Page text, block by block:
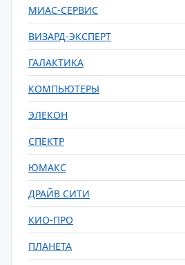
МИАС-СЕРВИС
ВИЗАРД-ЭКСПЕРТ
ГАЛАКТИКА
КОМПЬЮТЕРЫ
ЭЛЕКОН
СПЕКТР
ЮМАКС
ДРАЙВ СИТИ
КИО-ПРО
ПЛАНЕТА